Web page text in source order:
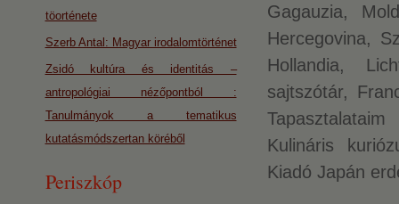
Gagauzia,
Hercegovina,
Hollandia,
sajtszótár,
Kulináris
Kiadó Japán
töorténete
Szerb Antal: Magyar irodalomtörténet
Zsidó kultúra és identitás –
antropológiai nézőpontból :
Tanulmányok a tematikus
kutatásmódszertan köréből
Periszkóp